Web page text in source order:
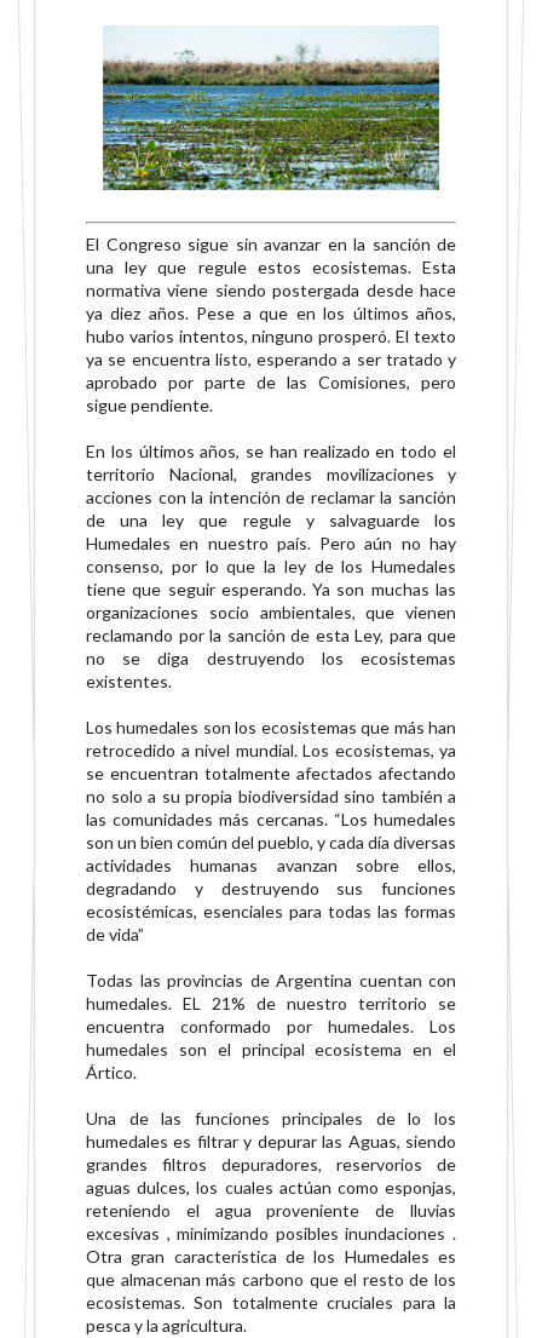
El Congreso sigue sin avanzar en la sanción de
una ley que regule estos ecosistemas. Esta
normativa viene siendo postergada desde hace
ya diez años. Pese a que en los últimos años,
hubo varios intentos, ninguno prosperó. El texto
ya se encuentra listo, esperando a ser tratado y
aprobado por parte de las Comisiones, pero
sigue pendiente.
En los últimos años, se han realizado en todo el
territorio Nacional, grandes movilizaciones y
acciones con la intención de reclamar la sanción
de una ley que regule y salvaguarde los
Humedales en nuestro país. Pero aún no hay
consenso, por lo que la ley de los Humedales
tiene que seguir esperando. Ya son muchas las
organizaciones socio ambientales, que vienen
reclamando por la sanción de esta Ley, para que
no se diga destruyendo los ecosistemas
existentes.
Los humedales son los ecosistemas que más han
retrocedido a nivel mundial. Los ecosistemas, ya
se encuentran totalmente afectados afectando
no solo a su propia biodiversidad sino también a
las comunidades más cercanas. “Los humedales
son un bien común del pueblo, y cada día diversas
actividades humanas avanzan sobre ellos,
degradando y destruyendo sus funciones
ecosistémicas, esenciales para todas las formas
de vida”
Todas las provincias de Argentina cuentan con
humedales. EL 21% de nuestro territorio se
encuentra conformado por humedales. Los
humedales son el principal ecosistema en el
Ártico.
Una de las funciones principales de lo los
humedales es filtrar y depurar las Aguas, siendo
grandes filtros depuradores, reservorios de
aguas dulces, los cuales actúan como esponjas,
reteniendo el agua proveniente de lluvias
excesivas , minimizando posibles inundaciones .
Otra gran característica de los Humedales es
que almacenan más carbono que el resto de los
ecosistemas. Son totalmente cruciales para la
pesca y la agricultura.